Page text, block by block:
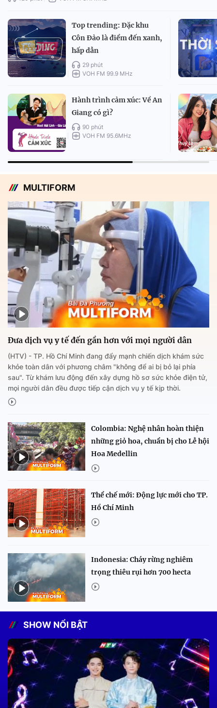
Top trending: Đặc khu
Côn Đảo là điểm đến xanh,
hấp dẫn
29 phút
VOH FM 99.9 MHz
Hành trình cảm xúc: Về An
Giang có gì?
90 phút
VOH FM 95.6MHz
MULTIFORM
Đưa dịch vụ y tế đến gần hơn với mọi người dân
(HTV) - TP. Hồ Chí Minh đang đẩy mạnh chiến dịch khám sức
khỏe toàn dân với phương châm "không để ai bị bỏ lại phía
sau". Từ khám lưu động đến xây dựng hồ sơ sức khỏe điện tử,
mọi người dân đều được tiếp cận dịch vụ y tế kịp thời.
Colombia: Nghệ nhân hoàn thiện
những giỏ hoa, chuẩn bị cho Lễ hội
Hoa Medellin
Thể chế mới: Động lực mới cho TP.
Hồ Chí Minh
Indonesia: Cháy rừng nghiêm
trọng thiêu rụi hơn 700 hecta
SHOW NỔI BẬT